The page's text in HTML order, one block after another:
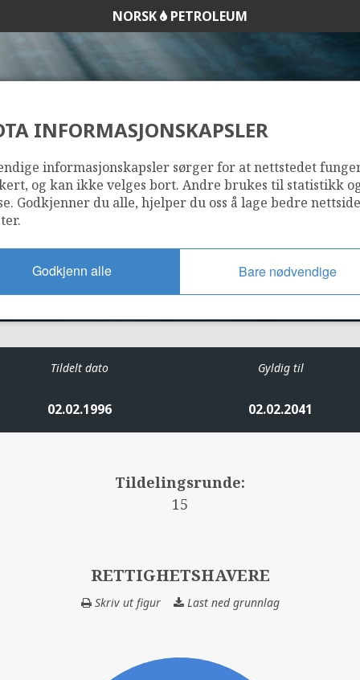
NORSK PETROLEUM
218
Tildelt dato
02.02.1996
Gyldig til
02.02.2041
Tildelingsrunde:
15
RETTIGHETSHAVERE
Skriv ut figur Last ned grunnlag
INFORMASJONSKAPSLER
informasjonskapsler sørger for at nettstedet
og kan ikke velges bort. Andre brukes til statistikk
Godkjenner du alle, hjelper du oss å lage bedre
Godkjenn alle Bare nødvendige